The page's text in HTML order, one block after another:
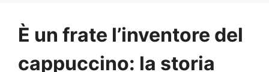
È un frate l’inventore del
cappuccino: la storia